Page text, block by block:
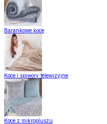
Barankowe koce
Koce i śpiwory telewizyjne
Koce z mikropluszu